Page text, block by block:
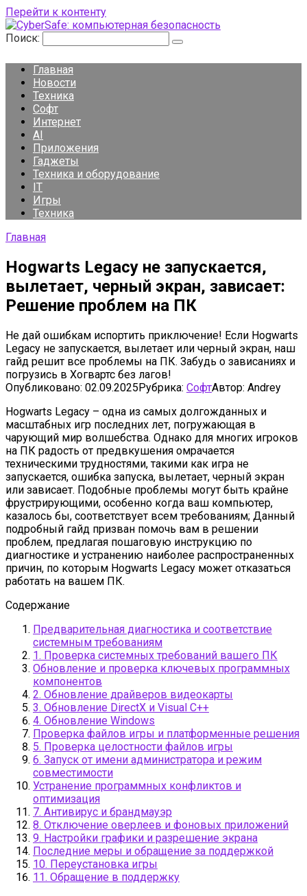
Перейти к контенту
Поиск:
Главная
Новости
Техника
Софт
Интернет
AI
Приложения
Гаджеты
Техника и оборудование
IT
Игры
Техника
Главная
Hogwarts Legacy не запускается,
вылетает, черный экран, зависает:
Решение проблем на ПК
Не дай ошибкам испортить приключение! Если Hogwarts
Legacy не запускается, вылетает или черный экран, наш
гайд решит все проблемы на ПК. Забудь о зависаниях и
погрузись в Хогвартс без лагов!
Опубликовано: 02.09.2025Рубрика: СофтАвтор: Andrey
Hogwarts Legacy – одна из самых долгожданных и
масштабных игр последних лет, погружающая в
чарующий мир волшебства. Однако для многих игроков
на ПК радость от предвкушения омрачается
техническими трудностями, такими как игра не
запускается, ошибка запуска, вылетает, черный экран
или зависает. Подобные проблемы могут быть крайне
фрустрирующими, особенно когда ваш компьютер,
казалось бы, соответствует всем требованиям; Данный
подробный гайд призван помочь вам в решении
проблем, предлагая пошаговую инструкцию по
диагностике и устранению наиболее распространенных
причин, по которым Hogwarts Legacy может отказаться
работать на вашем ПК.
Содержание
Предварительная диагностика и соответствие
системным требованиям
1. Проверка системных требований вашего ПК
Обновление и проверка ключевых программных
компонентов
2. Обновление драйверов видеокарты
3. Обновление DirectX и Visual C++
4. Обновление Windows
Проверка файлов игры и платформенные решения
5. Проверка целостности файлов игры
6. Запуск от имени администратора и режим
совместимости
Устранение программных конфликтов и
оптимизация
7. Антивирус и брандмауэр
8. Отключение оверлеев и фоновых приложений
9. Настройки графики и разрешение экрана
Последние меры и обращение за поддержкой
10. Переустановка игры
11. Обращение в поддержку